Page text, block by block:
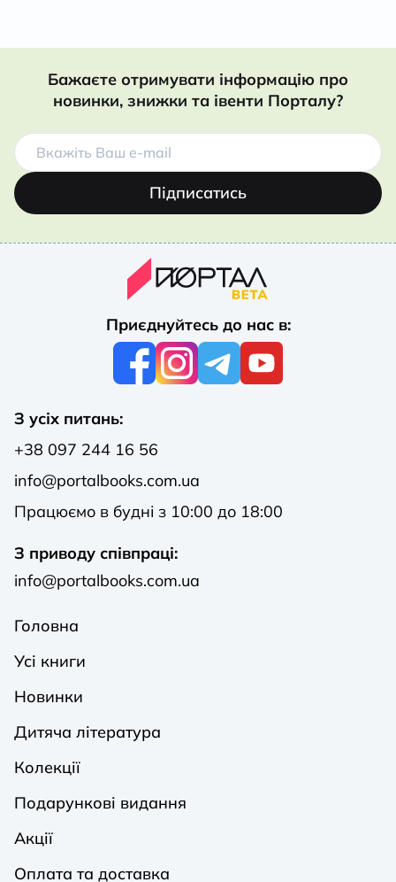
Бажаєте отримувати інформацію про
новинки, знижки та івенти Порталу?
Підписатись
Приєднуйтесь до нас в:
З усіх питань:
+38 097 244 16 56
info@portalbooks.com.ua
Працюємо в будні з 10:00 до 18:00
З приводу співпраці:
info@portalbooks.com.ua
Головна
Усі книги
Новинки
Дитяча література
Колекції
Подарункові видання
Акції
Оплата та доставка